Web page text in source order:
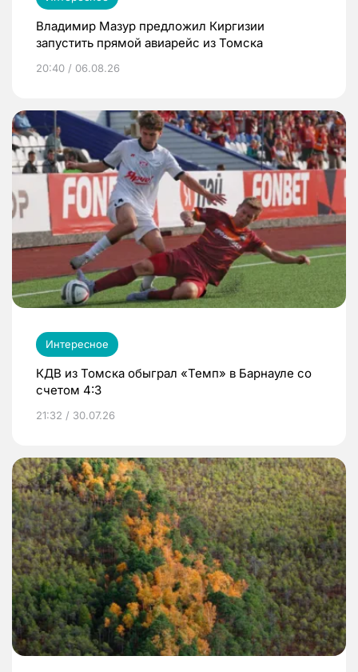
Владимир Мазур предложил Киргизии
запустить прямой авиарейс из Томска
20:40 / 06.08.26
Интересное
КДВ из Томска обыграл «Темп» в Барнауле со
счетом 4:3
21:32 / 30.07.26